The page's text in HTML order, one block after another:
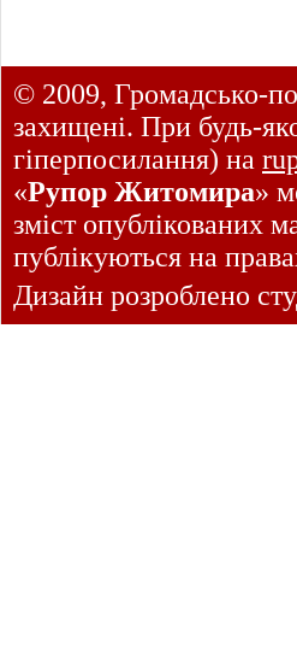
© 2009, Громадсько-
захищені. При будь-
гіперпосилання) на
«Рупор Житомира»
зміст опублікованих
публікуються на
Дизайн розроблено